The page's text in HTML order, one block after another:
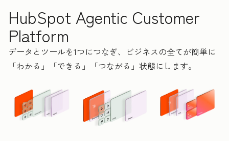
HubSpot Agentic Customer
Platform
データとツールを1つにつなぎ、ビジネスの全てが簡単に
「わかる」「できる」「つながる」状態にします。